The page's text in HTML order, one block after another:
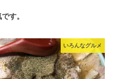
す。
いろんなグルメ